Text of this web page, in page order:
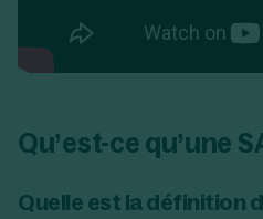
Qu’est-ce qu’une
Quelle est la définition